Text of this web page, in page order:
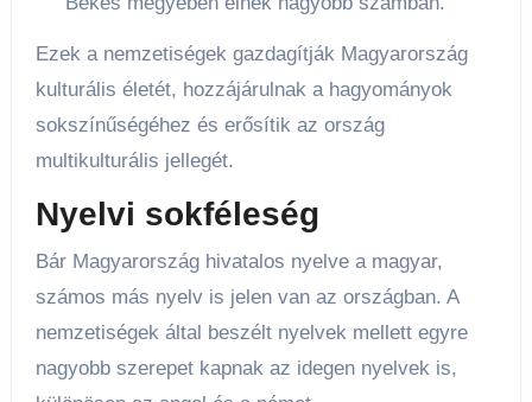
Ezek a nemzetiségek gazdagítják Magyarország
kulturális életét, hozzájárulnak a hagyományok
sokszínűségéhez és erősítik az ország
multikulturális jellegét.
Nyelvi sokféleség
Bár Magyarország hivatalos nyelve a magyar,
számos más nyelv is jelen van az országban. A
nemzetiségek által beszélt nyelvek mellett egyre
nagyobb szerepet kapnak az idegen nyelvek is,